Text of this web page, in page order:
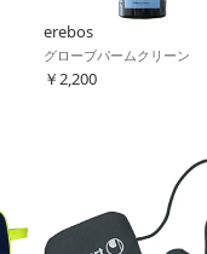
erebos
グローブパームクリーン
￥2,200